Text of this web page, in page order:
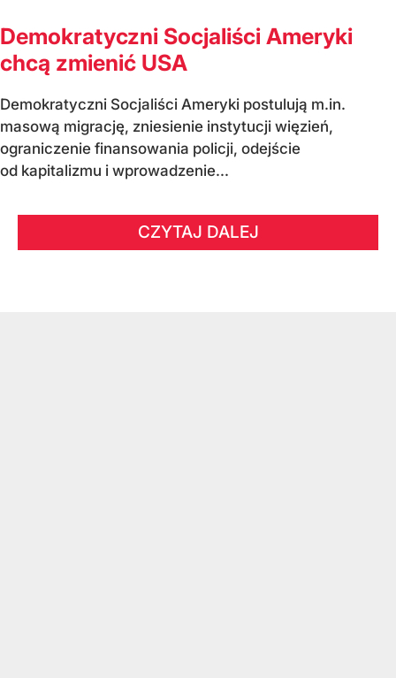
Demokratyczni Socjaliści Ameryki
chcą zmienić USA
Demokratyczni Socjaliści Ameryki postulują m.in.
masową migrację, zniesienie instytucji więzień,
ograniczenie finansowania policji, odejście
od kapitalizmu i wprowadzenie...
CZYTAJ DALEJ